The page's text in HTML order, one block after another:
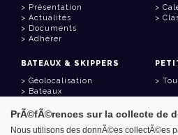
Présentation
Actualités
Documents
Adhérer
BATEAUX & SKIPPERS
Géolocalisation
Bateaux
LIENS UTILES
PrÃ©fÃ©rences sur la collecte de
Nous utilisons des donnÃ©es collectÃ©es